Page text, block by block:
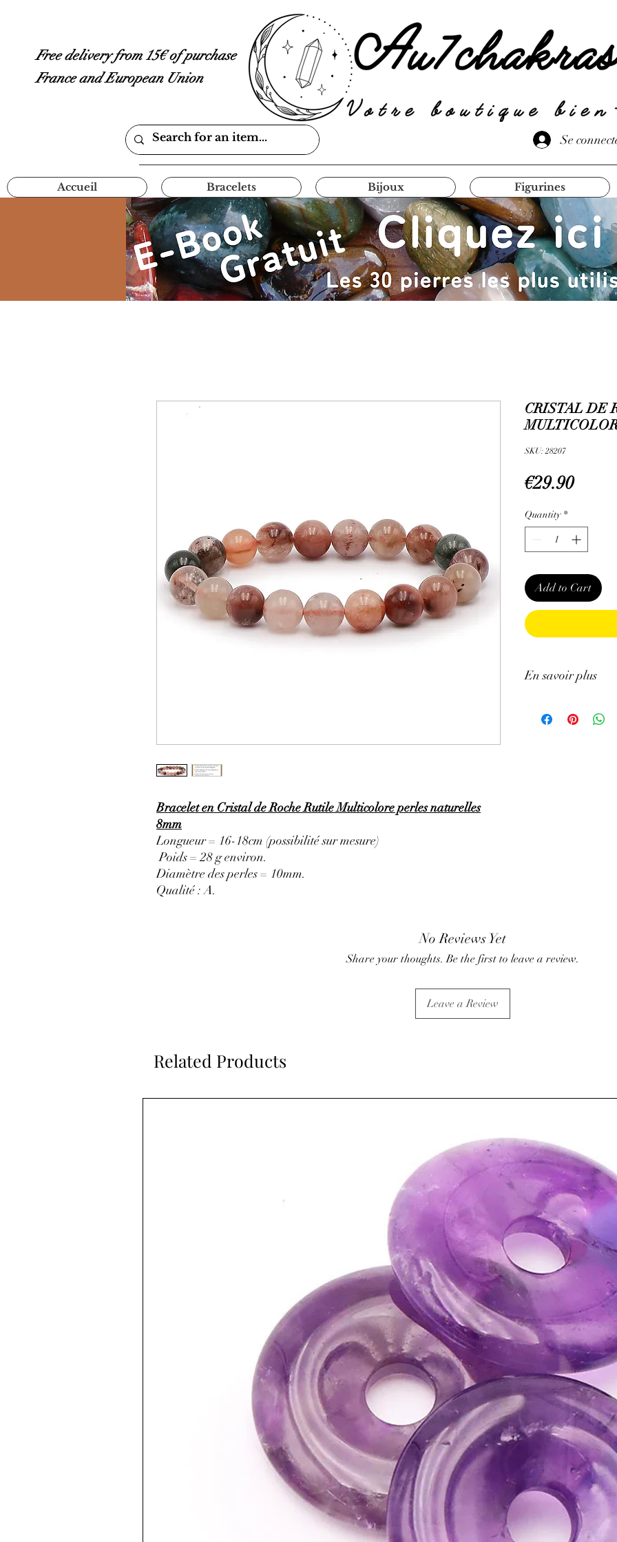
Free delivery from 15€ of purchase
France and European Union
Se
Accueil Bracelets Bijoux Figurines
Bracelet en Cristal de Roche Rutile Multicolore perles naturelles
8mm
Longueur = 16-18cm (possibilité sur mesure)
Poids = 28 g environ.
Diamètre des perles = 10mm.
Qualité : A.
CRISTAL DE
SKU: 28207
€29.90Price
Quantity *
Add to Cart
En savoir plus
n'exclut en aucun
No Reviews Yet
Share your thoughts. Be the first to leave a review.
Leave a Review
Related Products